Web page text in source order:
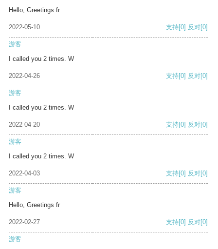
Hello, Greetings fr
2022-05-10 支持[0] 反对[0]
游客
I called you 2 times. W
2022-04-26 支持[0] 反对[0]
游客
I called you 2 times. W
2022-04-20 支持[0] 反对[0]
游客
I called you 2 times. W
2022-04-03 支持[0] 反对[0]
游客
Hello, Greetings fr
2022-02-27 支持[0] 反对[0]
游客